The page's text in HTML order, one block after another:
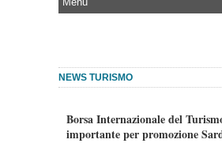
NEWS TURISMO
Borsa Internazionale del
importante per promozione